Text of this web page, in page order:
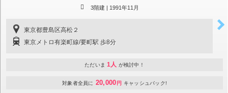
3階建 | 1991年11月
東京都豊島区高松２
東京メトロ有楽町線/要町駅 歩8分
ただいま 1人 が検討中！
対象者全員に 20,000 円 キャッシュバック!